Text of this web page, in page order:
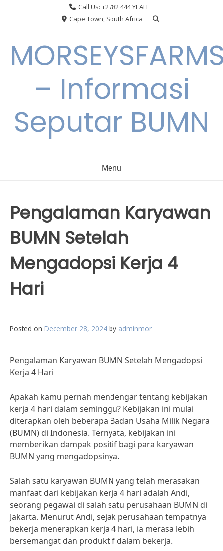
Call Us: +2782 444 YEAH
Cape Town, South Africa
– Informasi
Seputar BUMN
Menu
Pengalaman Karyawan
BUMN Setelah
Mengadopsi Kerja 4
Hari
Posted on December 28, 2024 by adminmor
Pengalaman Karyawan BUMN Setelah Mengadopsi
Kerja 4 Hari
Apakah kamu pernah mendengar tentang kebijakan
kerja 4 hari dalam seminggu? Kebijakan ini mulai
diterapkan oleh beberapa Badan Usaha Milik Negara
(BUMN) di Indonesia. Ternyata, kebijakan ini
memberikan dampak positif bagi para karyawan
BUMN yang mengadopsinya.
Salah satu karyawan BUMN yang telah merasakan
manfaat dari kebijakan kerja 4 hari adalah Andi,
seorang pegawai di salah satu perusahaan BUMN di
Jakarta. Menurut Andi, sejak perusahaan tempatnya
bekerja menerapkan kerja 4 hari, ia merasa lebih
bersemangat dan produktif dalam bekerja.